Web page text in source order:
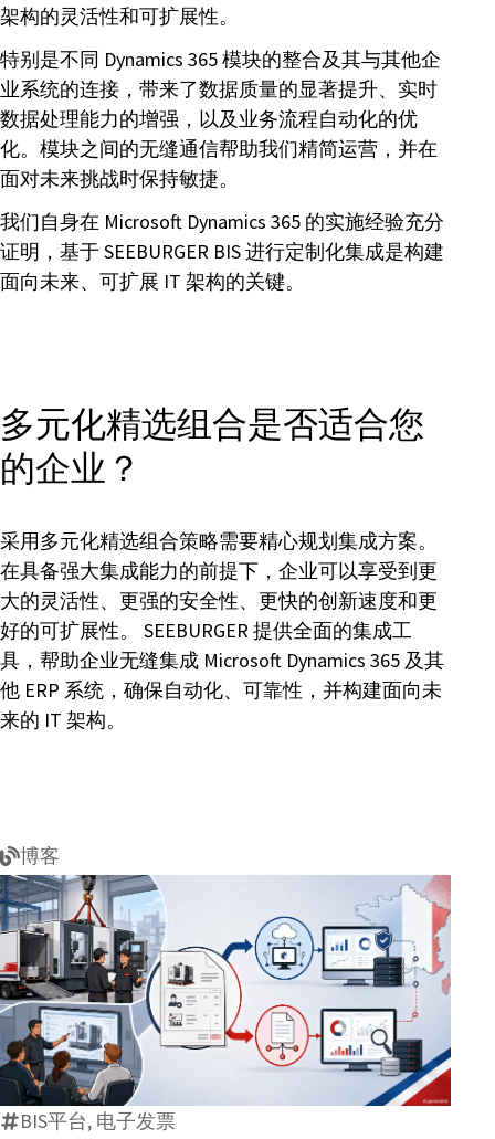
架构的灵活性和可扩展性。
特别是不同 Dynamics 365 模块的整合及其与其他企
业系统的连接，带来了数据质量的显著提升、实时
数据处理能力的增强，以及业务流程自动化的优
化。模块之间的无缝通信帮助我们精简运营，并在
面对未来挑战时保持敏捷。
我们自身在 Microsoft Dynamics 365 的实施经验充分
证明，基于 SEEBURGER BIS 进行定制化集成是构建
面向未来、可扩展 IT 架构的关键。
多元化精选组合是否适合您
的企业？
采用多元化精选组合策略需要精心规划集成方案。
在具备强大集成能力的前提下，企业可以享受到更
大的灵活性、更强的安全性、更快的创新速度和更
好的可扩展性。 SEEBURGER 提供全面的集成工
具，帮助企业无缝集成 Microsoft Dynamics 365 及其
他 ERP 系统，确保自动化、可靠性，并构建面向未
来的 IT 架构。
博客
法
国
BIS平台, 电子发票